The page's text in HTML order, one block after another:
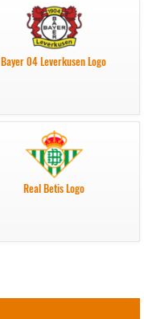
Bayer 04 Leverkusen Logo
Real Betis Logo